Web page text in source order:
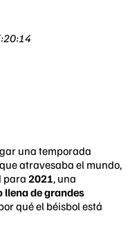
una temporada
atravesaba el mundo,
para 2021, una
llena de grandes
qué el béisbol está